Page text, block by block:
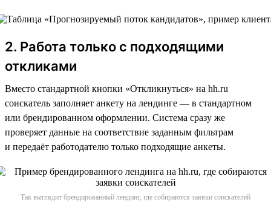
2. Работа только с подходящими
откликами
Вместо стандартной кнопки «Откликнуться» на hh.ru
соискатель заполняет анкету на лендинге — в стандартном
или брендированном оформлении. Система сразу же
проверяет данные на соответствие заданным фильтрам
и передаёт работодателю только подходящие анкеты.
Так выглядит брендированный лендинг, где собираются заявки соискателей